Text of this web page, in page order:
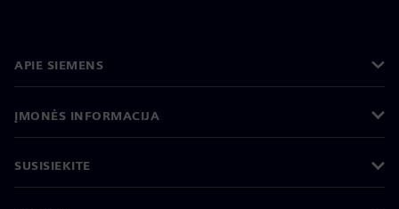
APIE SIEMENS
ĮMONĖS INFORMACIJA
SUSISIEKITE